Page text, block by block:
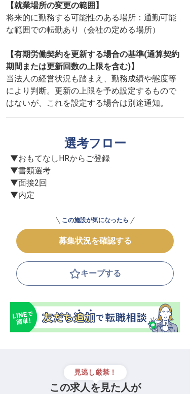
【就業場所の変更の範囲】
将来的に勤務する可能性のある場所：通勤可能
な範囲での転勤あり（会社の定める場所）
【有期労働契約を更新する場合の基準(通算契約
期間または更新回数の上限を含む)】
当法人の経営状況も踏まえ、勤務成績や態度等
により判断。更新の上限を予め設定するもので
はないが、これを設定する場合は別途通知。
選考フロー
▼おもてなしHRからご登録
▼書類選考
▼面接2回
▼内定
この施設が気になったら
募集状況を確認する
キープする
見逃し厳禁！
この求人を見た人が